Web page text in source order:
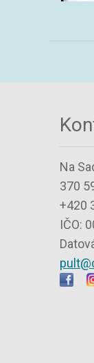
Na
370
+420
IČO: